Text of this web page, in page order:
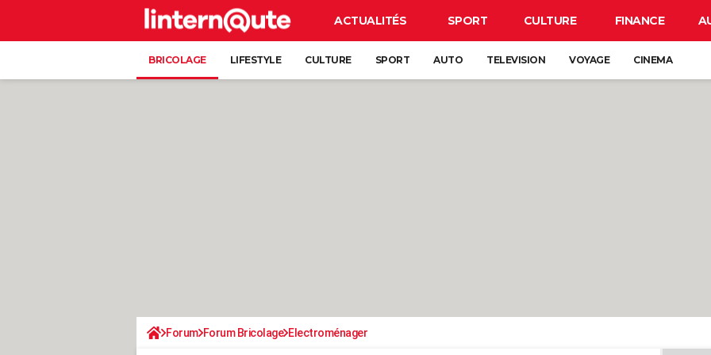
ACTUALITÉS SPORT CULTURE FINANCE
BRICOLAGE LIFESTYLE CULTURE SPORT AUTO TELEVISION VOYAGE CINEMA
Forum Forum Bricolage Electroménager